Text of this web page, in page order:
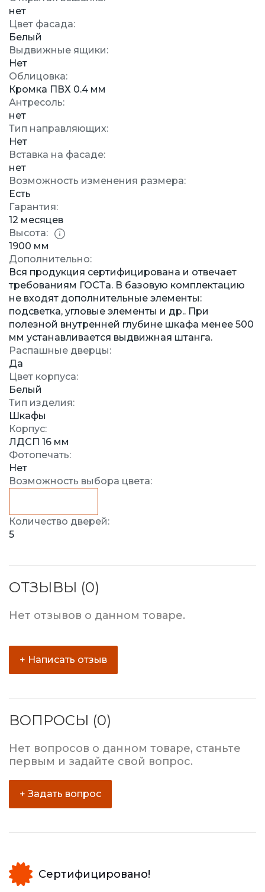
нет
Цвет фасада:
Белый
Выдвижные ящики:
Нет
Облицовка:
Кромка ПВХ 0.4 мм
Антресоль:
нет
Тип направляющих:
Нет
Вставка на фасаде:
нет
Возможность изменения размера:
Есть
Гарантия:
12 месяцев
Высота:
1900 мм
Дополнительно:
Вся продукция сертифицирована и отвечает
требованиям ГОСТа. В базовую комплектацию
не входят дополнительные элементы:
подсветка, угловые элементы и др.. При
полезной внутренней глубине шкафа менее 500
мм устанавливается выдвижная штанга.
Распашные дверцы:
Да
Цвет корпуса:
Белый
Тип изделия:
Шкафы
Корпус:
ЛДСП 16 мм
Фотопечать:
Нет
Возможность выбора цвета:
Количество дверей:
5
ОТЗЫВЫ (0)
Нет отзывов о данном товаре.
+ Написать отзыв
ВОПРОСЫ (0)
Нет вопросов о данном товаре, станьте
первым и задайте свой вопрос.
+ Задать вопрос
Сертифицировано!